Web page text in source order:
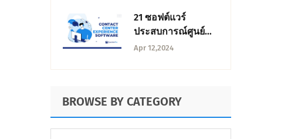
21 ซอฟต์แวร์
ประสบการณ์ศูนย์
บริการลูกค้าที่ดีที่สุด
Apr 12,2024
BROWSE BY CATEGORY